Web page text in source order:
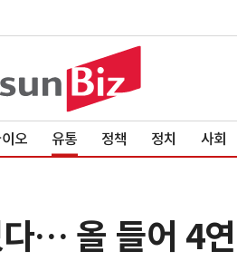
오 유통 정책 정치 사회
… 올 들어 4